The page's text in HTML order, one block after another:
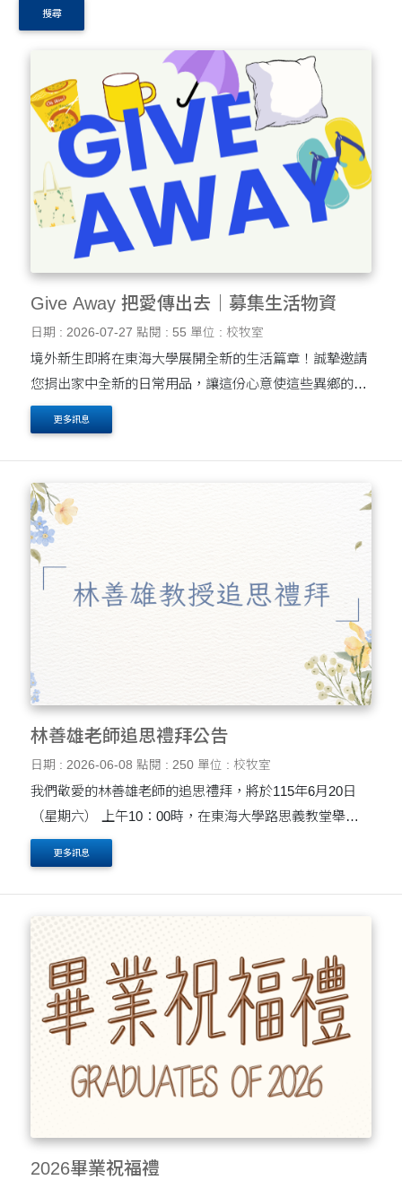
搜尋
Give Away 把愛傳出去｜募集生活物資
日期 : 2026-07-27 點閱 : 55 單位 : 校牧室
境外新生即將在東海大學展開全新的生活篇章！誠摯邀請
您捐出家中全新的日常用品，讓這份心意使這些異鄉的學
子，能感受到溫暖的支持，有機會感受到基督的愛與陪
伴。 (詳細募集資訊請參考海報)
更多訊息
林善雄老師追思禮拜公告
日期 : 2026-06-08 點閱 : 250 單位 : 校牧室
我們敬愛的林善雄老師的追思禮拜，將於115年6月20日
（星期六） 上午10：00時，在東海大學路思義教堂舉
行。
更多訊息
2026畢業祝福禮